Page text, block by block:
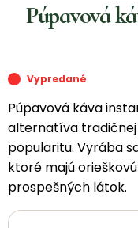
Púpavová
Vypredané
Púpavová káva
alternatíva tradičnej
popularitu. Vyrába
ktoré majú
prospešných látok.